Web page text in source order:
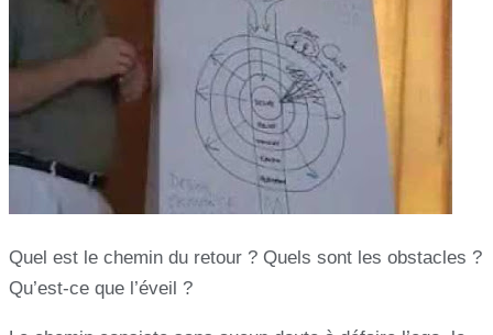
Quel est le chemin du retour ? Quels sont les obstacles ?
Qu’est-ce que l’éveil ?